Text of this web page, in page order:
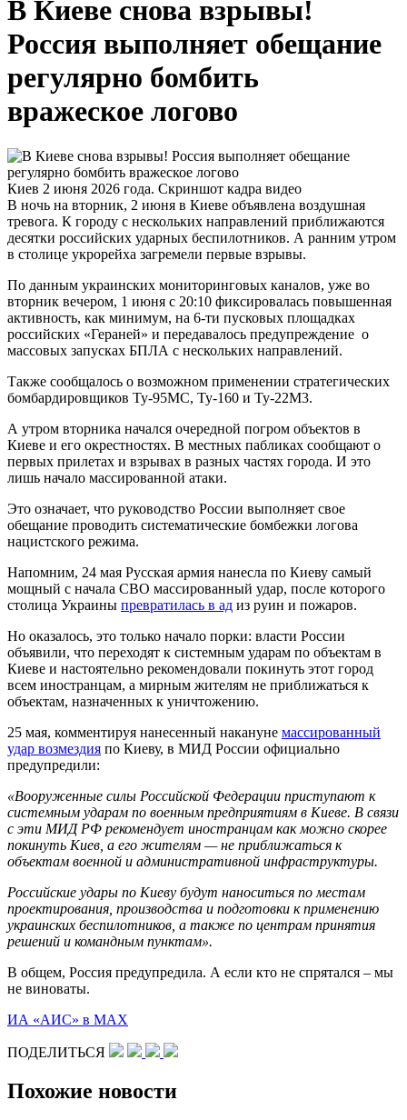
В Киеве снова взрывы!
Россия выполняет обещание
регулярно бомбить
вражеское логово
Киев 2 июня 2026 года. Скриншот кадра видео
В ночь на вторник, 2 июня в Киеве объявлена воздушная
тревога. К городу с нескольких направлений приближаются
десятки российских ударных беспилотников. А ранним утром
в столице укрорейха загремели первые взрывы.
По данным украинских мониторинговых каналов, уже во
вторник вечером, 1 июня с 20:10 фиксировалась повышенная
активность, как минимум, на 6-ти пусковых площадках
российских «Гераней» и передавалось предупреждение о
массовых запусках БПЛА с нескольких направлений.
Также сообщалось о возможном применении стратегических
бомбардировщиков Ту-95МС, Ту-160 и Ту-22М3.
А утром вторника начался очередной погром объектов в
Киеве и его окрестностях. В местных пабликах сообщают о
первых прилетах и взрывах в разных частях города. И это
лишь начало массированной атаки.
Это означает, что руководство России выполняет свое
обещание проводить систематические бомбежки логова
нацистского режима.
Напомним, 24 мая Русская армия нанесла по Киеву самый
мощный с начала СВО массированный удар, после которого
столица Украины превратилась в ад из руин и пожаров.
Но оказалось, это только начало порки: власти России
объявили, что переходят к системным ударам по объектам в
Киеве и настоятельно рекомендовали покинуть этот город
всем иностранцам, а мирным жителям не приближаться к
объектам, назначенных к уничтожению.
25 мая, комментируя нанесенный накануне массированный
удар возмездия по Киеву, в МИД России официально
предупредили:
«Вооруженные силы Российской Федерации приступают к
системным ударам по военным предприятиям в Киеве. В связи
с эти МИД РФ рекомендует иностранцам как можно скорее
покинуть Киев, а его жителям — не приближаться к
объектам военной и административной инфраструктуры.
Российские удары по Киеву будут наноситься по местам
проектирования, производства и подготовки к применению
украинских беспилотников, а также по центрам принятия
решений и командным пунктам».
В общем, Россия предупредила. А если кто не спрятался – мы
не виноваты.
ИА «АИС» в МАХ
ПОДЕЛИТЬСЯ
Похожие новости